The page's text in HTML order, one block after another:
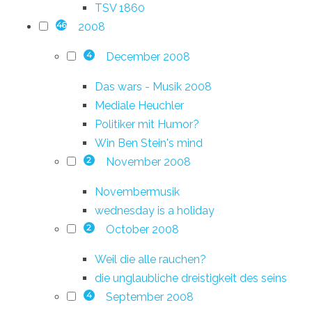
TSV 1860
46 2008
4 December 2008
Das wars - Musik 2008
Mediale Heuchler
Politiker mit Humor?
Win Ben Stein's mind
2 November 2008
Novembermusik
wednesday is a holiday
2 October 2008
Weil die alle rauchen?
die unglaubliche dreistigkeit des seins
4 September 2008